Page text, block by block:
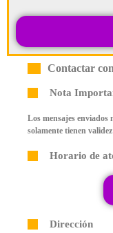
Contactar
Nota
Los mensajes enviados
solamente tienen
Horario de
Dirección